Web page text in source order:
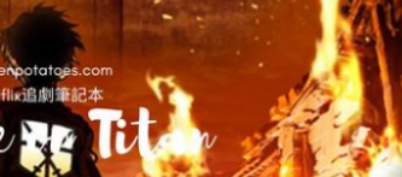
話）》
托
洛
斯
特
防
衛
戰、